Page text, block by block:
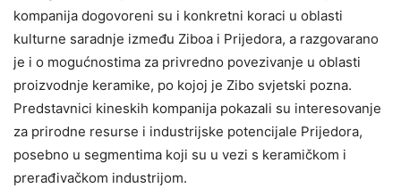
kompanija dogovoreni su i konkretni koraci u oblasti
kulturne saradnje između Ziboa i Prijedora, a razgovarano
je i o mogućnostima za privredno povezivanje u oblasti
proizvodnje keramike, po kojoj je Zibo svjetski pozna.
Predstavnici kineskih kompanija pokazali su interesovanje
za prirodne resurse i industrijske potencijale Prijedora,
posebno u segmentima koji su u vezi s keramičkom i
prerađivačkom industrijom.